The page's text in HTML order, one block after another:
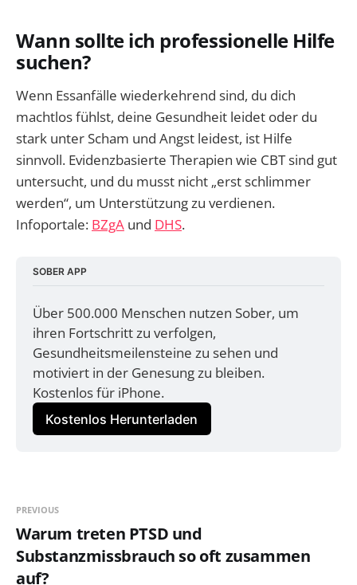
Wann sollte ich professionelle Hilfe
suchen?
Wenn Essanfälle wiederkehrend sind, du dich
machtlos fühlst, deine Gesundheit leidet oder du
stark unter Scham und Angst leidest, ist Hilfe
sinnvoll. Evidenzbasierte Therapien wie CBT sind gut
untersucht, und du musst nicht „erst schlimmer
werden“, um Unterstützung zu verdienen.
Infoportale: BZgA und DHS.
SOBER APP
Über 500.000 Menschen nutzen Sober, um
ihren Fortschritt zu verfolgen,
Gesundheitsmeilensteine zu sehen und
motiviert in der Genesung zu bleiben.
Kostenlos für iPhone.
Kostenlos Herunterladen
PREVIOUS
Warum treten PTSD und
Substanzmissbrauch so oft zusammen
auf?